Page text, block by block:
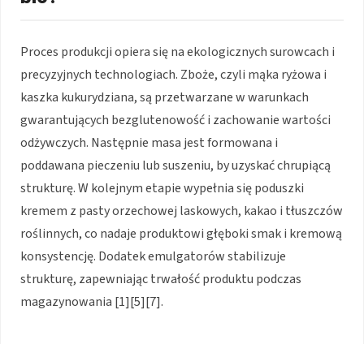
Proces produkcji opiera się na ekologicznych surowcach i
precyzyjnych technologiach. Zboże, czyli mąka ryżowa i
kaszka kukurydziana, są przetwarzane w warunkach
gwarantujących bezglutenowość i zachowanie wartości
odżywczych. Następnie masa jest formowana i
poddawana pieczeniu lub suszeniu, by uzyskać chrupiącą
strukturę. W kolejnym etapie wypełnia się poduszki
kremem z pasty orzechowej laskowych, kakao i tłuszczów
roślinnych, co nadaje produktowi głęboki smak i kremową
konsystencję. Dodatek emulgatorów stabilizuje
strukturę, zapewniając trwałość produktu podczas
magazynowania [1][5][7].